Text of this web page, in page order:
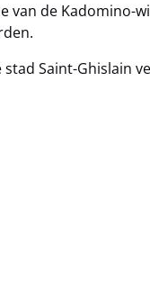
van de
Saint-Ghislain